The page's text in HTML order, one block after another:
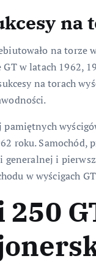
na
na torze
w latach 1962,
na torach
roku. Samochód,
i
w wyścigach